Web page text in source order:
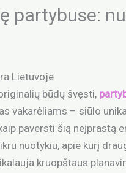
partybuse:
Lietuvoje
būdų švęsti,
vakarėliams – siūlo
paversti šią neįprastą
nuotykiu, apie kurį
kruopštaus